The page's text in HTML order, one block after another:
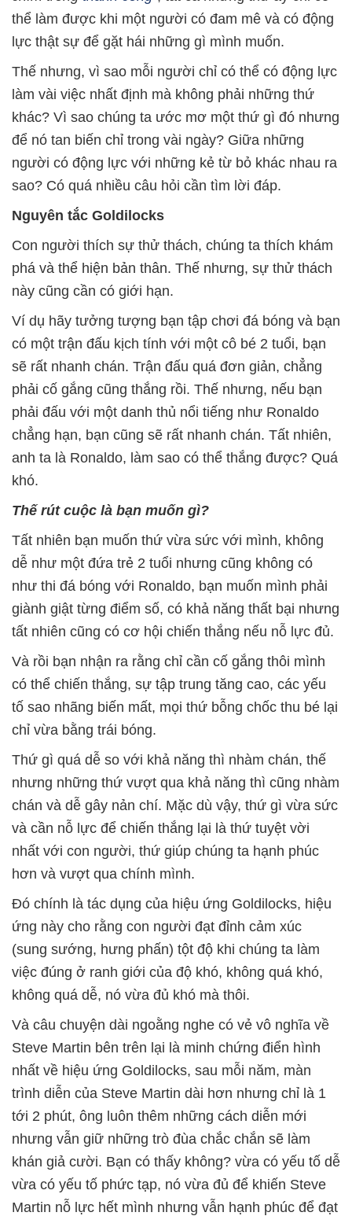
thể làm được khi một người có đam mê và có động
lực thật sự để gặt hái những gì mình muốn.
Thế nhưng, vì sao mỗi người chỉ có thể có động lực
làm vài việc nhất định mà không phải những thứ
khác? Vì sao chúng ta ước mơ một thứ gì đó nhưng
để nó tan biến chỉ trong vài ngày? Giữa những
người có động lực với những kẻ từ bỏ khác nhau ra
sao? Có quá nhiều câu hỏi cần tìm lời đáp.
Nguyên tắc Goldilocks
Con người thích sự thử thách, chúng ta thích khám
phá và thể hiện bản thân. Thế nhưng, sự thử thách
này cũng cần có giới hạn.
Ví dụ hãy tưởng tượng bạn tập chơi đá bóng và bạn
có một trận đấu kịch tính với một cô bé 2 tuổi, bạn
sẽ rất nhanh chán. Trận đấu quá đơn giản, chẳng
phải cố gắng cũng thắng rồi. Thế nhưng, nếu bạn
phải đấu với một danh thủ nổi tiếng như Ronaldo
chẳng hạn, bạn cũng sẽ rất nhanh chán. Tất nhiên,
anh ta là Ronaldo, làm sao có thể thắng được? Quá
khó.
Thế rút cuộc là bạn muốn gì?
Tất nhiên bạn muốn thứ vừa sức với mình, không
dễ như một đứa trẻ 2 tuổi nhưng cũng không có
như thi đá bóng với Ronaldo, bạn muốn mình phải
giành giật từng điểm số, có khả năng thất bại nhưng
tất nhiên cũng có cơ hội chiến thắng nếu nỗ lực đủ.
Và rồi bạn nhận ra rằng chỉ cần cố gắng thôi mình
có thể chiến thắng, sự tập trung tăng cao, các yếu
tố sao nhãng biến mất, mọi thứ bỗng chốc thu bé lại
chỉ vừa bằng trái bóng.
Thứ gì quá dễ so với khả năng thì nhàm chán, thế
nhưng những thứ vượt qua khả năng thì cũng nhàm
chán và dễ gây nản chí. Mặc dù vậy, thứ gì vừa sức
và cần nỗ lực để chiến thắng lại là thứ tuyệt vời
nhất với con người, thứ giúp chúng ta hạnh phúc
hơn và vượt qua chính mình.
Đó chính là tác dụng của hiệu ứng Goldilocks, hiệu
ứng này cho rằng con người đạt đỉnh cảm xúc
(sung sướng, hưng phấn) tột độ khi chúng ta làm
việc đúng ở ranh giới của độ khó, không quá khó,
không quá dễ, nó vừa đủ khó mà thôi.
Và câu chuyện dài ngoằng nghe có vẻ vô nghĩa về
Steve Martin bên trên lại là minh chứng điển hình
nhất về hiệu ứng Goldilocks, sau mỗi năm, màn
trình diễn của Steve Martin dài hơn nhưng chỉ là 1
tới 2 phút, ông luôn thêm những cách diễn mới
nhưng vẫn giữ những trò đùa chắc chắn sẽ làm
khán giả cười. Bạn có thấy không? vừa có yếu tố dễ
vừa có yếu tố phức tạp, nó vừa đủ để khiến Steve
Martin nỗ lực hết mình nhưng vẫn hạnh phúc để đạt